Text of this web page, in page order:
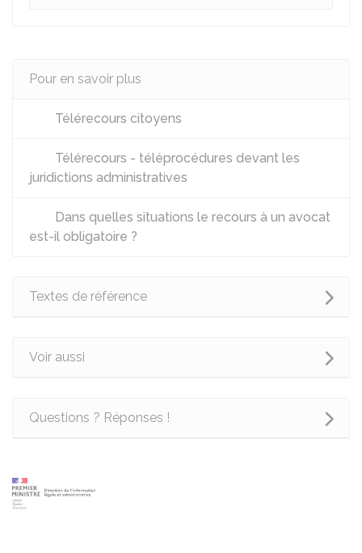
Pour en savoir plus
Télérecours citoyens
Télérecours - téléprocédures devant les
juridictions administratives
Dans quelles situations le recours à un avocat
est-il obligatoire ?
Textes de référence
Voir aussi
Questions ? Réponses !